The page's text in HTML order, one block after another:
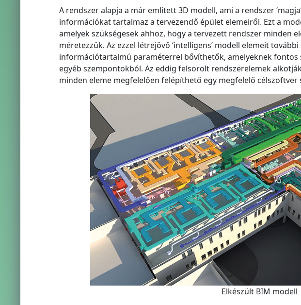
A rendszer alapja a már említett 3D modell, ami a rendszer
információkat tartalmaz a tervezendő épület elemeiről. Ezt a
amelyek szükségesek ahhoz, hogy a tervezett rendszer minden
méretezzük. Az ezzel létrejövő ‘intelligens’ modell elemeit
információtartalmú paraméterrel bővíthetők, amelyeknek fontos
egyéb szempontokból. Az eddig felsorolt rendszerelemek
minden eleme megfelelően felépíthető egy megfelelő célszoftver
Elkészült BIM modell